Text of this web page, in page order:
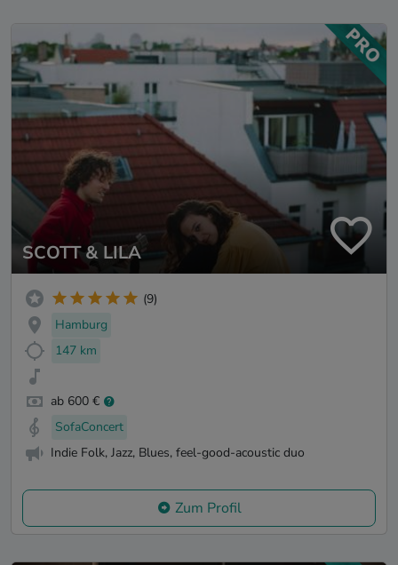
SCOTT & LILA
(9)
Hamburg
147 km
ab 600 €
SofaConcert
Indie Folk, Jazz, Blues, feel-good-acoustic duo
Zum Profil